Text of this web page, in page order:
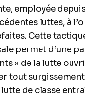
employée
luttes, à
Cette
permet d’une
» de la lutte
tout surgissement
de classe